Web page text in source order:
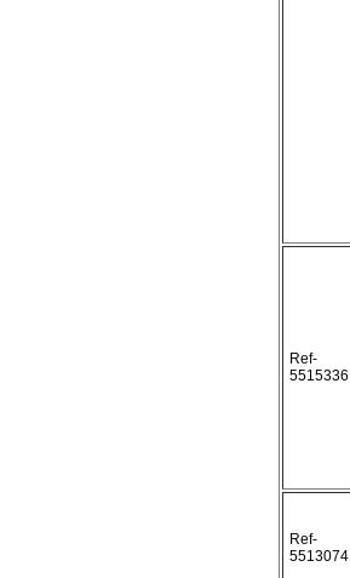
Ref-
5515336
Ref-
5513074